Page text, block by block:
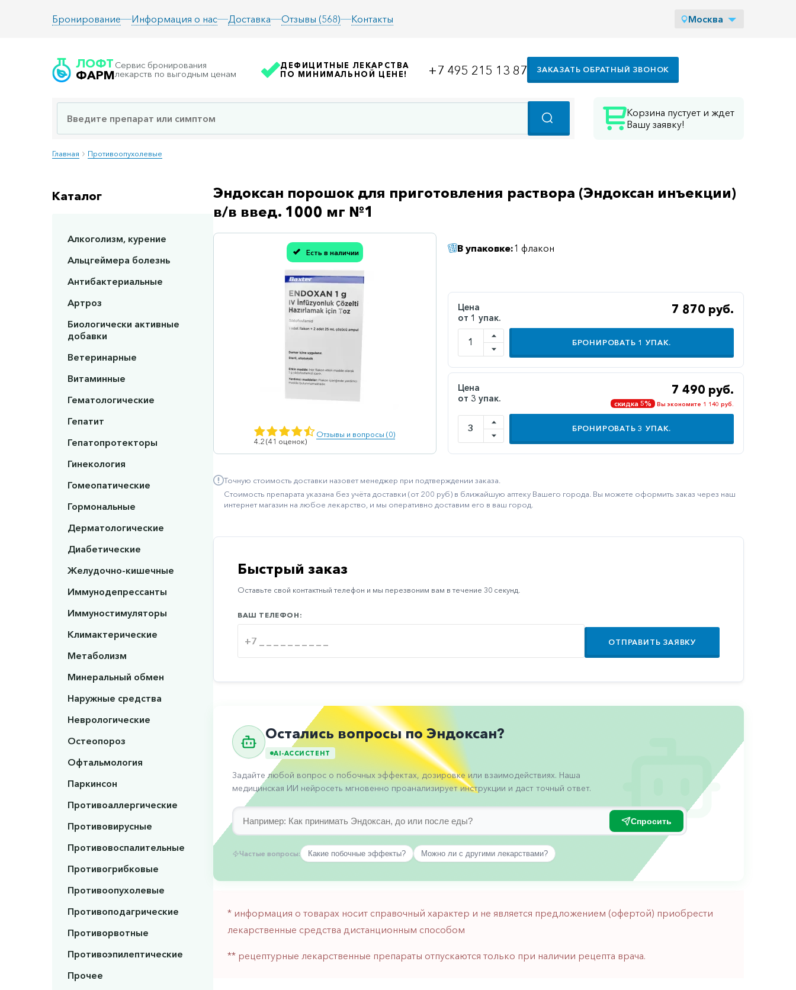
Бронирование Информация о нас Доставка Отзывы (568) Контакты Москва
ЛОФТ
ФАРМ
Сервис бронирования
лекарств по выгодным ценам
Корзина пустует и ждет
Вашу заявку!
ДЕФИЦИТНЫЕ ЛЕКАРСТВА
ПО МИНИМАЛЬНОЙ ЦЕНЕ!
+7 495 215 13 87 ЗАКАЗАТЬ ОБРАТНЫЙ ЗВОНОК
Главная Противоопухолевые
Каталог
Алкоголизм, курение
Альцгеймера болезнь
Антибактериальные
Артроз
Биологически активные
добавки
Ветеринарные
Витаминные
Гематологические
Гепатит
Гепатопротекторы
Гинекология
Гомеопатические
Гормональные
Дерматологические
Диабетические
Желудочно-кишечные
Иммунодепрессанты
Иммуностимуляторы
Климактерические
Метаболизм
Минеральный обмен
Наружные средства
Неврологические
Остеопороз
Офтальмология
Паркинсон
Противоаллергические
Противовирусные
Противовоспалительные
Противогрибковые
Противоопухолевые
Противоподагрические
Противорвотные
Противоэпилептические
Прочее
Эндоксан порошок для приготовления раствора (Эндоксан инъекции)
в/в введ. 1000 мг №1
Есть в наличии
4.2 (41 оценок)
Отзывы и вопросы (0)
Спасибо, мы учли Вашу оценку!
В упаковке:1 флакон
Цена
от 1 упак.
7 870 руб.
БРОНИРОВАТЬ 1 УПАК.
Цена
от 3 упак.
7 490 руб.
скидка 5% Вы экономите 1 140 руб.
БРОНИРОВАТЬ3 УПАК.
Точную стоимость доставки назовет менеджер при подтверждении заказа.
Стоимость препарата указана без учёта доставки (от 200 руб) в ближайшую аптеку Вашего города. Вы можете оформить заказ через наш
интернет магазин на любое лекарство, и мы оперативно доставим его в ваш город.
Быстрый заказ
Оставьте свой контактный телефон и мы перезвоним вам в течение 30 секунд.
ВАШ ТЕЛЕФОН:
ОТПРАВИТЬ ЗАЯВКУ
Остались вопросы по Эндоксан?
AI-АССИСТЕНТ
Задайте любой вопрос о побочных эффектах, дозировке или взаимодействиях. Наша
медицинская ИИ нейросеть мгновенно проанализирует инструкции и даст точный ответ.
Спросить
Частые вопросы: Какие побочные эффекты? Можно ли с другими лекарствами?
* информация о товарах носит справочный характер и не является предложением (офертой) приобрести
лекарственные средства дистанционным способом
** рецептурные лекарственные препараты отпускаются только при наличии рецепта врача.